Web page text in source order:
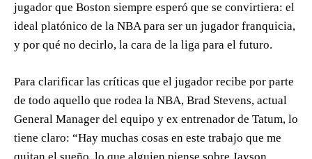
jugador que Boston siempre esperó que se convirtiera: el
ideal platónico de la NBA para ser un jugador franquicia,
y por qué no decirlo, la cara de la liga para el futuro.
Para clarificar las críticas que el jugador recibe por parte
de todo aquello que rodea la NBA, Brad Stevens, actual
General Manager del equipo y ex entrenador de Tatum, lo
tiene claro: “Hay muchas cosas en este trabajo que me